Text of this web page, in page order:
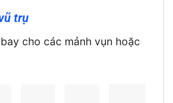
trụ
cho các mảnh vụn hoặc